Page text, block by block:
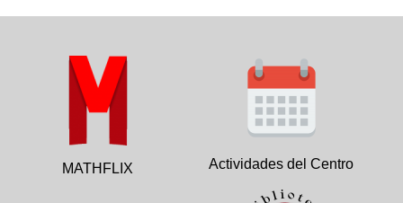
MATHFLIX Actividades del Centro